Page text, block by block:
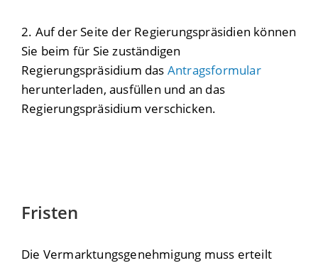
2. Auf der Seite der Regierungspräsidien können
Sie beim für Sie zuständigen
Regierungspräsidium das Antragsformular
herunterladen, ausfüllen und an das
Regierungspräsidium verschicken.
Fristen
Die Vermarktungsgenehmigung muss erteilt